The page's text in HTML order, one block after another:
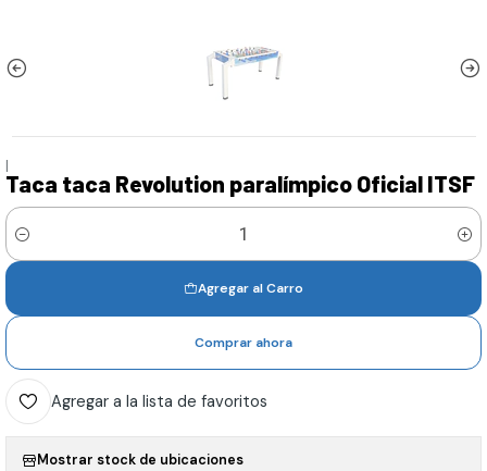
|
Taca taca Revolution paralímpico Oficial ITSF
Cantidad
Agregar al Carro
Comprar ahora
Agregar a la lista de favoritos
Mostrar stock de ubicaciones